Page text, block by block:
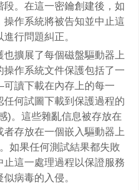
。在這一密鑰創建後，如
作系統將被告知並中止這
行問題糾正。
擴展了每個磁盤驅動器上
作系統文件保護包括了一
讀下載在內存上的每一
何試圖下載到保護過程的
)。這些雜亂信息被存放在
存放在一個嵌入驅動器上
如果任何測試結果都失敗
這一處理過程以保證服務
病毒的入侵。